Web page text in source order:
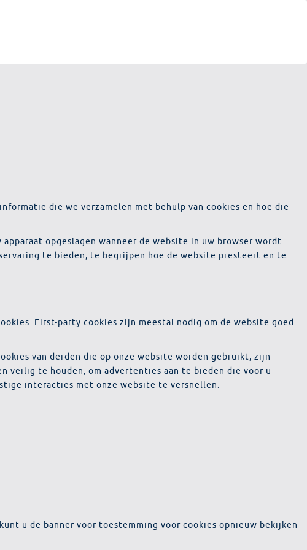
die we verzamelen met behulp van cookies en hoe die
opgeslagen wanneer de website in uw browser wordt
te bieden, te begrijpen hoe de website presteert en te
First-party cookies zijn meestal nodig om de website goed
van derden die op onze website worden gebruikt, zijn
veilig te houden, om advertenties aan te bieden die voor u
interacties met onze website te versnellen.
u de banner voor toestemming voor cookies opnieuw bekijken